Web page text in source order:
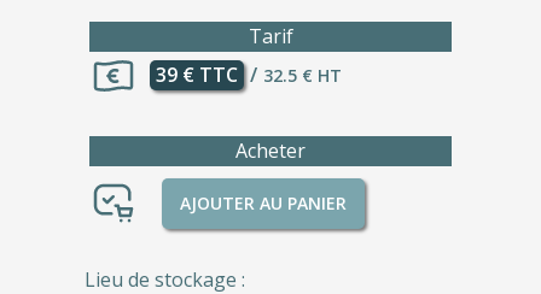
Tarif
39 € TTC / 32.5 € HT
Acheter
AJOUTER AU PANIER
Lieu de stockage :